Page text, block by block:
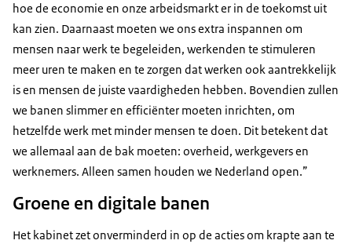
hoe de economie en onze arbeidsmarkt er in de toekomst uit
kan zien. Daarnaast moeten we ons extra inspannen om
mensen naar werk te begeleiden, werkenden te stimuleren
meer uren te maken en te zorgen dat werken ook aantrekkelijk
is en mensen de juiste vaardigheden hebben. Bovendien zullen
we banen slimmer en efficiënter moeten inrichten, om
hetzelfde werk met minder mensen te doen. Dit betekent dat
we allemaal aan de bak moeten: overheid, werkgevers en
werknemers. Alleen samen houden we Nederland open.”
Groene en digitale banen
Het kabinet zet onverminderd in op de acties om krapte aan te